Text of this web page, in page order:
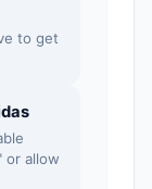
to get
or allow